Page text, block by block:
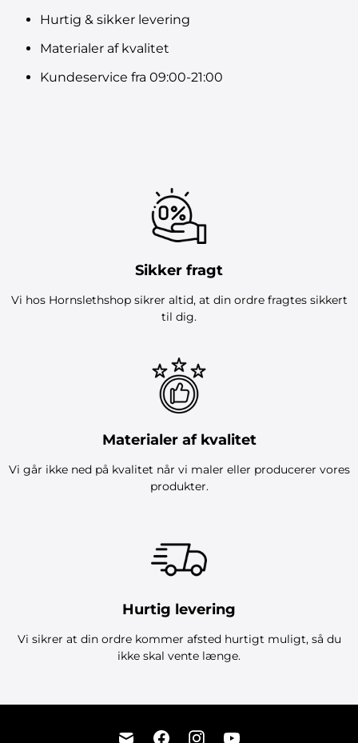
Hurtig & sikker levering
Materialer af kvalitet
Kundeservice fra 09:00-21:00
Sikker fragt
Vi hos Hornslethshop sikrer altid, at din ordre fragtes sikkert
til dig.
Materialer af kvalitet
Vi går ikke ned på kvalitet når vi maler eller producerer vores
produkter.
Hurtig levering
Vi sikrer at din ordre kommer afsted hurtigt muligt, så du
ikke skal vente længe.